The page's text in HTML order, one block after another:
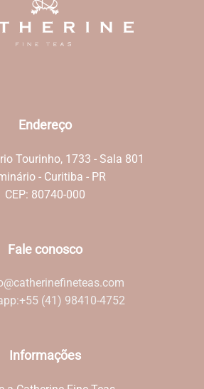
Endereço
Tourinho, 1733 - Sala 801
- Curitiba - PR
CEP: 80740-000
Fale conosco
+55 (41) 98410-4752
Informações